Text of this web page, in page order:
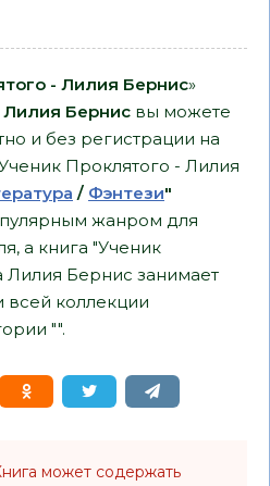
- Лилия Бернис»
Лилия Бернис вы можете
и без регистрации на
Проклятого - Лилия
/ Фэнтези"
жанром для
а книга "Ученик
Лилия Бернис занимает
всей коллекции
"".
может содержать